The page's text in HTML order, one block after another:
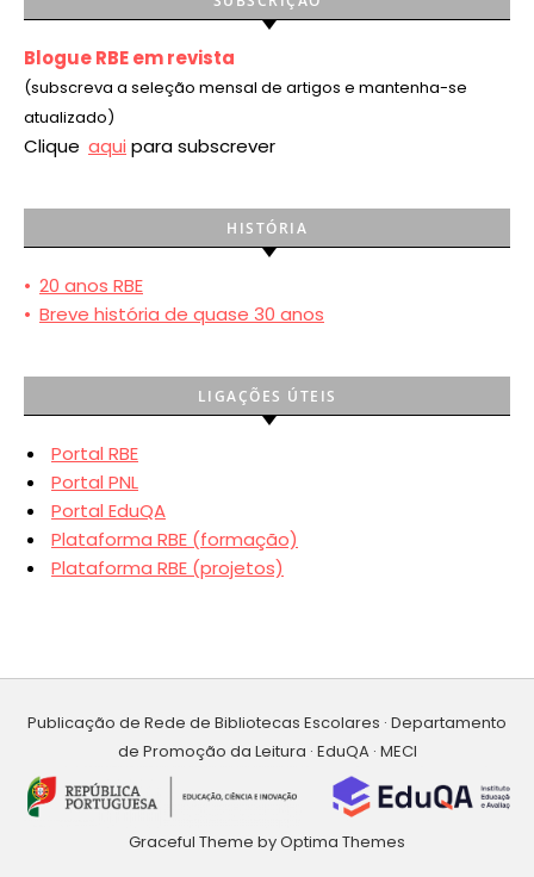
Blogue RBE em revista
(subscreva a seleção mensal de artigos e mantenha-se
atualizado)
Clique aqui para subscrever
HISTÓRIA
• 20 anos RBE
• Breve história de quase 30 anos
LIGAÇÕES ÚTEIS
Portal RBE
Portal PNL
Portal EduQA
Plataforma RBE (formação)
Plataforma RBE (projetos)
Publicação de Rede de Bibliotecas Escolares · Departamento
de Promoção da Leitura · EduQA · MECI
Graceful Theme byOptima Themes